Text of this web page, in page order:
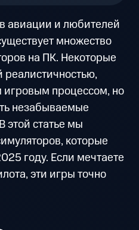
авиации и любителей
множество
на ПК. Некоторые
процессом, но
незабываемые
этой статье мы
которые
году. Если мечтаете
эти игры точно